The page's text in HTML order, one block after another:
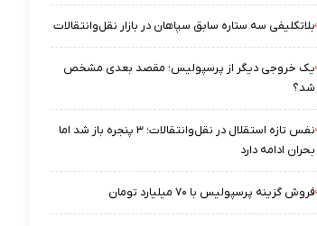
بلاتکلیفی سه ستاره سابق سپاهان در بازار نقل‌وانتقالات
یک خروجی دیگر از پرسپولیس؛ مقصد بعدی مشخص
شد؟
نفس تازه استقلال در نقل‌وانتقالات؛ ۳ پنجره باز شد اما
بحران ادامه دارد
فروش گزینه پرسپولیس با ۷۰ میلیارد تومان